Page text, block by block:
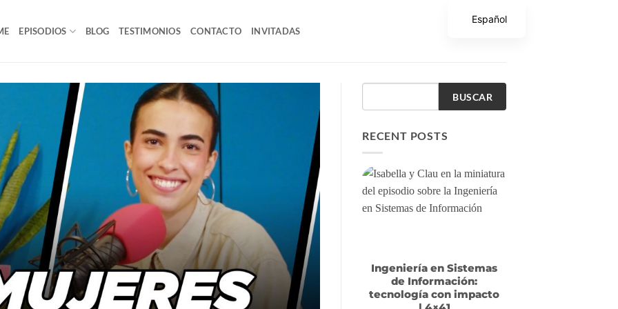
EPISODIOS BLOG TESTIMONIOS CONTACTO INVITADAS
BUSCAR
RECENT POSTS
Ingeniería en Sistemas
de Información:
tecnología con impacto
Español